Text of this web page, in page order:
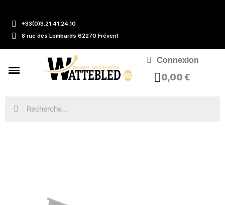
+33(0)3.21.41.24.10
8 rue des Lombards 62270 Frévent
Connexion
0,00 €